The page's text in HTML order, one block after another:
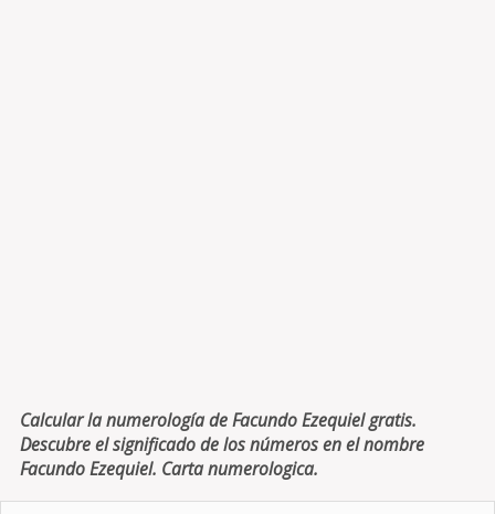
Calcular la numerología de Facundo Ezequiel gratis.
Descubre el significado de los números en el nombre
Facundo Ezequiel. Carta numerologica.